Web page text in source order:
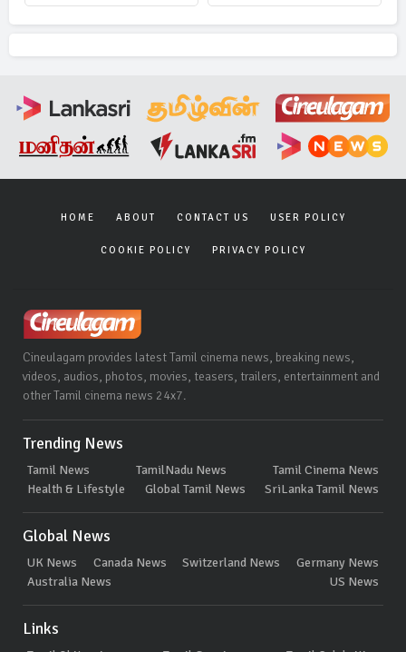
HOME ABOUT CONTACT US USER POLICY
COOKIE POLICY PRIVACY POLICY
Cineulagam provides latest Tamil cinema news, breaking news,
videos, audios, photos, movies, teasers, trailers, entertainment and
other Tamil cinema news 24x7.
Trending News
Tamil News TamilNadu News
Tamil Cinema News
Health & Lifestyle
Global Tamil News SriLanka Tamil News
Global News
UK News Canada News Switzerland News
Germany News
Australia News
US News
Links